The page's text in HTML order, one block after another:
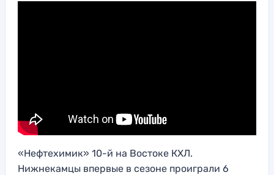
«Нефтехимик» 10-й на Востоке КХЛ.
Нижнекамцы впервые в сезоне проиграли 6